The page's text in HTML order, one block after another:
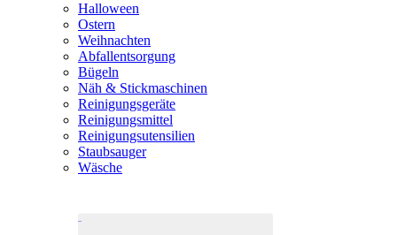
Halloween
Ostern
Weihnachten
Abfallentsorgung
Bügeln
Näh & Stickmaschinen
Reinigungsgeräte
Reinigungsmittel
Reinigungsutensilien
Staubsauger
Wäsche